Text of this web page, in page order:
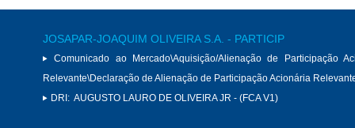
JOSAPAR-JOAQUIM OLIVEIRA S.A. - PARTICIP
Comunicado ao Mercado\Aquisição/Alienação de Participação
Relevante\Declaração de Alienação de Participação Acionária
DRI: AUGUSTO LAURO DE OLIVEIRA JR - (FCA V1)